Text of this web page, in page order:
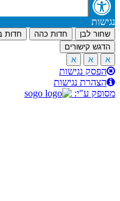
לבן חדות כהה חדות בהירה
קישורים
א
א
נגישות
נגישות
ע"י: